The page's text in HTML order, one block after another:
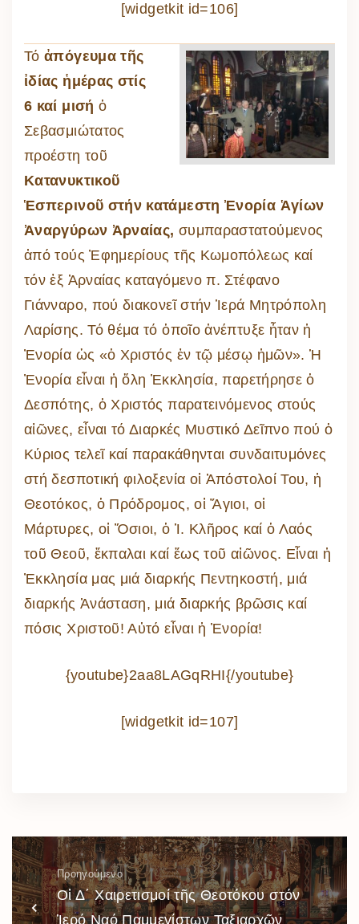
[widgetkit id=106]
Τόἀπόγευμα τῆς
ἰδίας ἡμέρας στίς
6 καί μισή ὁ
Σεβασμιώτατος
προέστη τοῦ
Κατανυκτικοῦ
Ἑσπερινοῦ στήν κατάμεστη Ἐνορία Ἁγίων
Ἀναργύρων Ἀρναίας, συμπαραστατούμενος
ἀπό τούς Ἐφημερίους τῆς Κωμοπόλεως καί
τόν ἐξ Ἀρναίας καταγόμενο π. Στέφανο
Γιάνναρο, πού διακονεῖ στήν Ἱερά Μητρόπολη
Λαρίσης. Τό θέμα τό ὁποῖο ἀνέπτυξε ἦταν ἡ
Ἐνορία ὡς «ὁ Χριστός ἐν τῷ μέσῳ ἡμῶν». Ἡ
Ἐνορία εἶναι ἡ ὅλη Ἐκκλησία, παρετήρησε ὁ
Δεσπότης, ὁ Χριστός παρατεινόμενος στούς
αἰῶνες, εἶναι τό Διαρκές Μυστικό Δεῖπνο πού ὁ
Κύριος τελεῖ καί παρακάθηνται συνδαιτυμόνες
στή δεσποτική φιλοξενία οἱ Ἀπόστολοί Του, ἡ
Θεοτόκος, ὁ Πρόδρομος, οἱ Ἅγιοι, οἱ
Μάρτυρες, οἱ Ὅσιοι, ὁ Ἱ. Κλῆρος καί ὁ Λαός
τοῦ Θεοῦ, ἔκπαλαι καί ἕως τοῦ αἰῶνος. Εἶναι ἡ
Ἐκκλησία μας μιά διαρκής Πεντηκοστή, μιά
διαρκής Ἀνάσταση, μιά διαρκής βρῶσις καί
πόσις Χριστοῦ! Αὐτό εἶναι ἡ Ἐνορία!
{youtube}2aa8LAGqRHI{/youtube}
[widgetkit id=107]
Προηγούμενο
Οἱ Δ΄ Χαιρετισμοί τῆς Θεοτόκου στόν
Ἱερό Ναό Παμμεγίστων Ταξιαρχῶν